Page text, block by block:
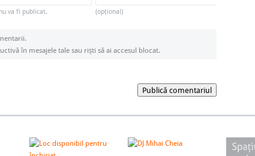
va fi publicat. (opțional)
în mesajele tale sau riști să ai accesul blocat.
Publică comentariul